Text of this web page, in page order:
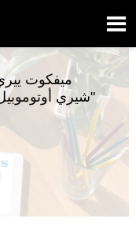

ميفكوت
"شيري